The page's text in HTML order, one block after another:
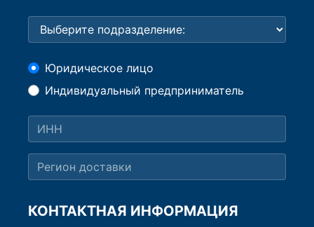
Юридическое лицо
Индивидуальный предприниматель
КОНТАКТНАЯ ИНФОРМАЦИЯ